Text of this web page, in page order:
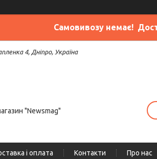
Самовивозу немає!
4, Дніпро, Україна
"Newsmag"
і оплата Контакти Про нас